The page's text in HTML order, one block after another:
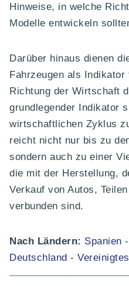
Hinweise, in welche
Modelle entwickeln
Darüber hinaus dienen
Fahrzeugen als Indikator
Richtung der Wirtschaft
grundlegender Indikator
wirtschaftlichen Zyklus
reicht nicht nur bis zu
sondern auch zu einer
die mit der Herstellung,
Verkauf von Autos,
verbunden sind.
Nach Ländern: Spanien -
Deutschland -